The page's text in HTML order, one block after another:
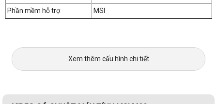
Phần mềm hỗ trợ
MSI
Xem thêm cấu hình chi tiết